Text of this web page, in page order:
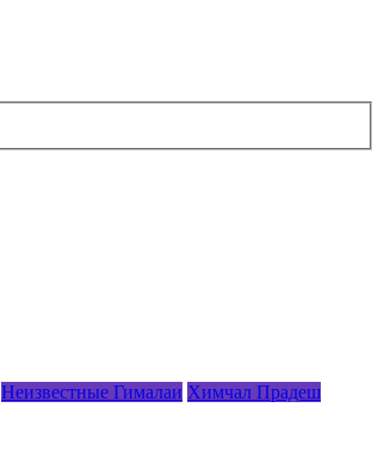
Неизвестные Гималаи Химчал Прадеш